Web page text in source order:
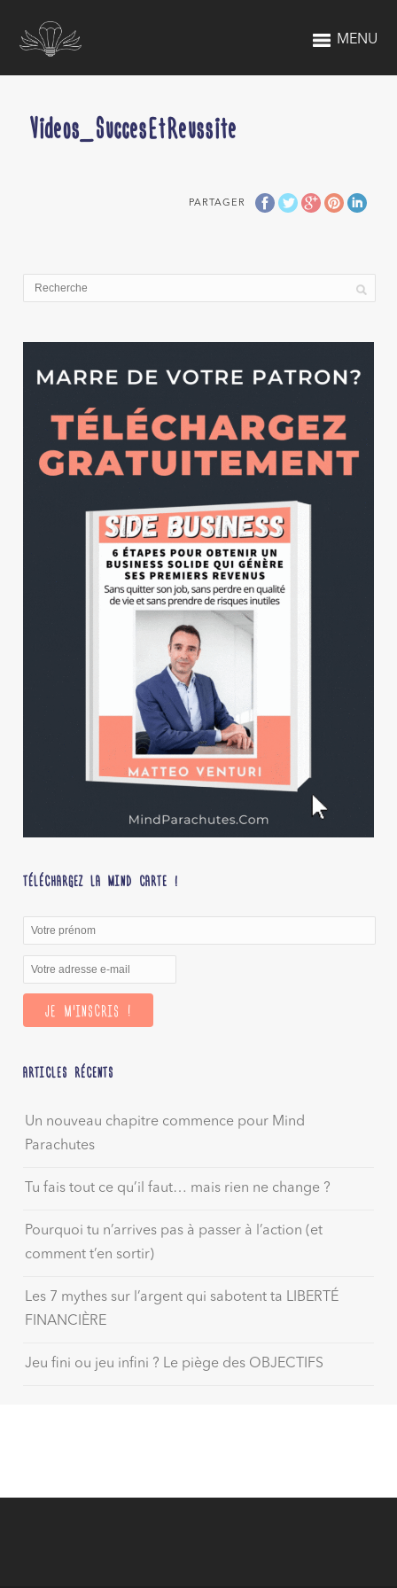
MENU
Videos_SuccesEtReussite
PARTAGER
TÉLÉCHARGEZ LA MIND CARTE !
ARTICLES RÉCENTS
Un nouveau chapitre commence pour Mind
Parachutes
Tu fais tout ce qu’il faut… mais rien ne change ?
Pourquoi tu n’arrives pas à passer à l’action (et
comment t’en sortir)
Les 7 mythes sur l’argent qui sabotent ta LIBERTÉ
FINANCIÈRE
Jeu fini ou jeu infini ? Le piège des OBJECTIFS